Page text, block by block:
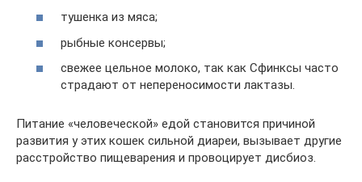
тушенка из мяса;
рыбные консервы;
свежее цельное молоко, так как Сфинксы часто
страдают от непереносимости лактазы.
Питание «человеческой» едой становится причиной
развития у этих кошек сильной диареи, вызывает другие
расстройство пищеварения и провоцирует дисбиоз.